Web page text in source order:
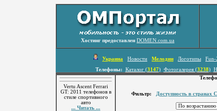
Хостинг предоставлен DOMEN.com.ua
Украина Новости Мелодии Логотипы
Fun-
Телефоны:
Каталог (3147) Фотогалерея (3238)
Vertu Ascent Ferrari
GT: 2011 телефонов в
стиле спортивного
авто
... Читать ...
Фильтр: Доступность в странах